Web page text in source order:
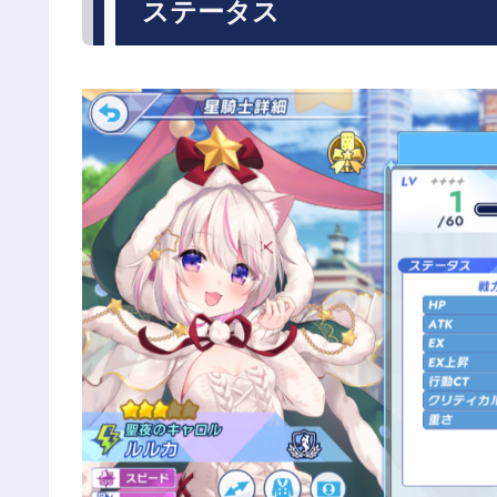
ステータス